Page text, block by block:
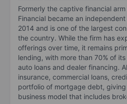
Formerly the captive financial
Financial became an
2014 and is one of the largest
the country. While the firm has
offerings over time, it remains
lending, with more than 70% of
auto loans and dealer financing.
insurance, commercial loans,
portfolio of mortgage debt,
business model that includes